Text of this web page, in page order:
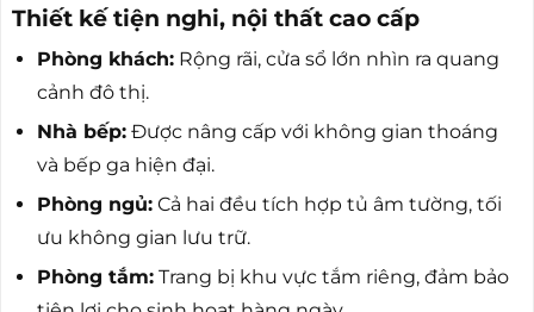
Thiết kế tiện nghi, nội thất cao cấp
Phòng khách:Rộng rãi, cửa sổ lớn nhìn ra quang
cảnh đô thị.
Nhà bếp:Được nâng cấp với không gian thoáng
và bếp ga hiện đại.
Phòng ngủ:Cả hai đều tích hợp tủ âm tường, tối
ưu không gian lưu trữ.
Phòng tắm:Trang bị khu vực tắm riêng, đảm bảo